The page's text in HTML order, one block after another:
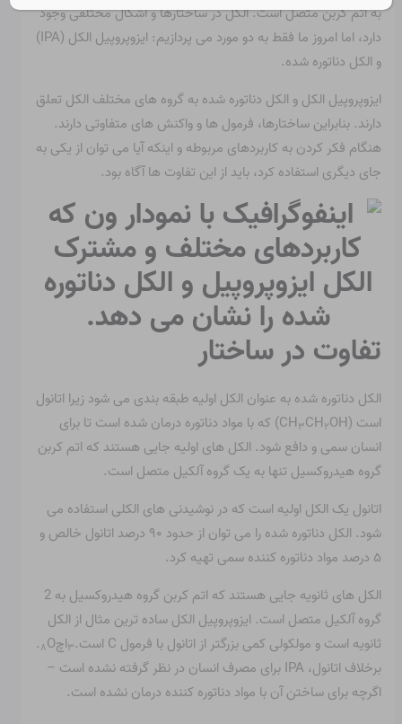
به اتم کربن متصل است. الکل در ساختارها و اشکال مختلفی وجود
دارد، اما امروز ما فقط به دو مورد می پردازیم: ایزوپروپیل الکل (IPA)
و الکل دناتوره شده.
ایزوپروپیل الکل و الکل دناتوره شده به گروه های مختلف الکل تعلق
دارند. بنابراین ساختارها، فرمول ها و واکنش های متفاوتی دارند.
هنگام فکر کردن به کاربردهای مربوطه و اینکه آیا می توان از یکی به
جای دیگری استفاده کرد، باید از این تفاوت ها آگاه بود.
تفاوت در ساختار
الکل دناتوره شده به عنوان الکل اولیه طبقه بندی می شود زیرا اتانول
است (CH
۳CH۲
OH) که با مواد دناتوره درمان شده است تا برای
انسان سمی و دافع شود. الکل های اولیه جایی هستند که اتم کربن
گروه هیدروکسیل تنها به یک گروه آلکیل متصل است.
اتانول یک الکل اولیه است که در نوشیدنی های الکلی استفاده می
شود. الکل دناتوره شده را می توان از حدود ۹۰ درصد اتانول خالص و
۵ درصد مواد دناتوره کننده سمی تهیه کرد.
الکل های ثانویه جایی هستند که اتم کربن گروه هیدروکسیل به 2
گروه آلکیل متصل است. ایزوپروپیل الکل ساده ترین مثال از الکل
ثانویه است و مولکولی کمی بزرگتر از اتانول با فرمول C است.
۳اچ ۸O.
برخلاف اتانول، IPA برای مصرف انسان در نظر گرفته نشده است –
اگرچه برای ساختن آن با مواد دناتوره کننده درمان نشده است.